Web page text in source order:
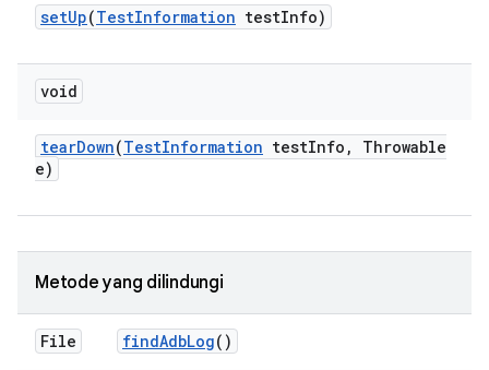
setUp(TestInformation testInfo)
void
tearDown(TestInformation testInfo ,
Throwable
e)
Metode yang dilindungi
File findAdbLog()